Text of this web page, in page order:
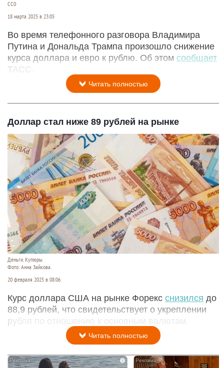
CC0
18 марта 2025 в 23:05
Во время телефонного разговора Владимира
Путина и Дональда Трампа произошло снижение
курса доллара и евро к рублю. Об этом сообщает
ТАСС.
Читать полностью
Доллар стал ниже 89 рублей на рынке
Деньги. Купюры.
Фото: Анна Зайкова.
20 февраля 2025 в 08:06
Курс доллара США на рынке Форекс снизился до
88,9 рублей, что свидетельствует о укреплении
рубля по отношению к основным валютам.
Читать полностью
i